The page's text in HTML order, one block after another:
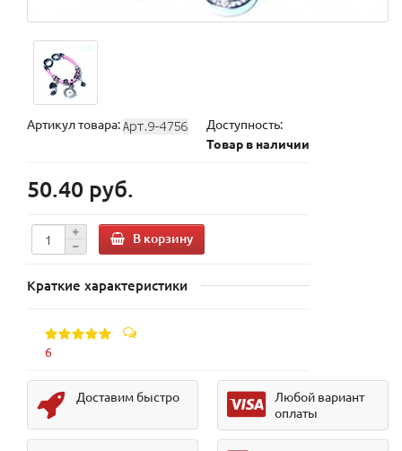
Артикул товара:
Доступность:
Товар в наличии
50.40 руб.
В корзину
Краткие характеристики
6
Доставим быстро
Любой вариант
оплаты